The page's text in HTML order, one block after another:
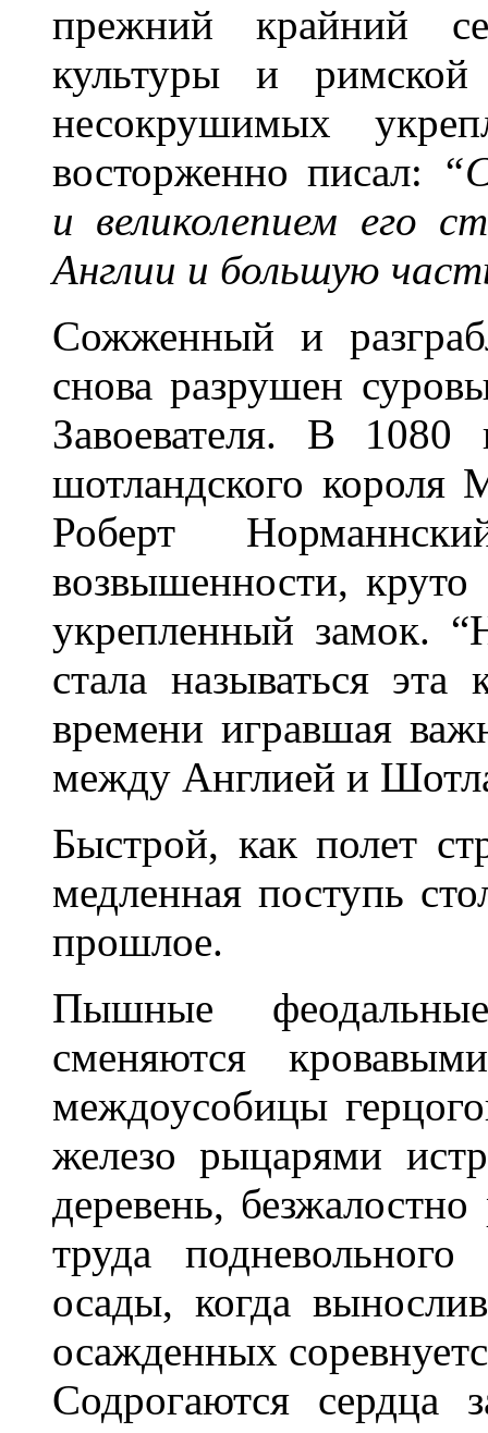
прежний крайний
культуры и римской
несокрушимых
восторженно писал:
и великолепием его
Англии и большую
Сожженный и
снова разрушен
Завоевателя. В 1080
шотландского короля
Роберт
возвышенности,
укрепленный замок.
стала называться эта
времени игравшая
между Англией и
Быстрой, как полет
медленная поступь
прошлое.
Пышные
сменяются
междоусобицы
железо рыцарями
деревень,
труда
осады, когда
осажденных
Содрогаются сердца